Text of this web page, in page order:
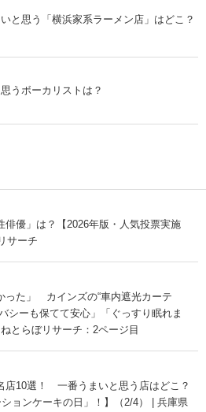
と思う「横浜家系ラーメン店」はどこ？
うボーカリストは？
俳優」は？【2026年版・人気投票実施
サーチ
った」 カインズの“車内遮光カーテ
シーも保てて安心」「ぐっすり眠れま
とらぼリサーチ：2ページ目
店10選！ 一番うまいと思う店はどこ？
ションケーキの日」！】（2/4） | 兵庫県